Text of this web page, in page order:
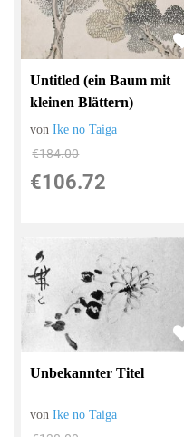
Untitled (ein Baum mit
kleinen Blättern)
vonIke no Taiga
€184.00
€106.72
Unbekannter Titel
vonIke no Taiga